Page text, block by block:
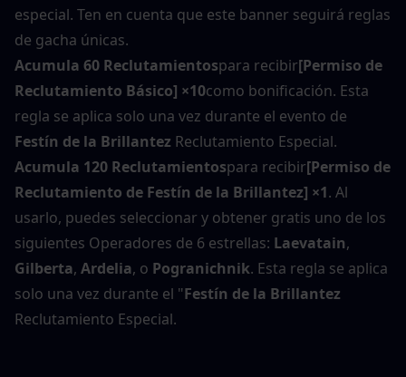
especial. Ten en cuenta que este banner seguirá reglas
de gacha únicas.
Acumula 60 Reclutamientospara recibir[Permiso de
Reclutamiento Básico] ×10como bonificación. Esta
Festín de la Brillantez Reclutamiento Especial.
Acumula 120 Reclutamientospara recibir[Permiso de
Reclutamiento de Festín de la Brillantez] ×1. Al
usarlo, puedes seleccionar y obtener gratis uno de los
siguientes Operadores de 6 estrellas: Laevatain
Gilberta, Ardelia, o Pogranichnik. Esta regla se aplica
solo una vez durante el "Festín de la Brillantez
Reclutamiento Especial.